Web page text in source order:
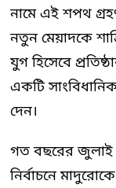
নামে এই শপথ
নতুন মেয়াদকে
যুগ হিসেবে
একটি
দেন।
গত বছরের জুলাই
নির্বাচনে